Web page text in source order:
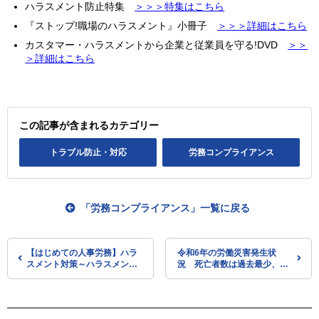
ハラスメント防止特集
＞＞＞特集はこちら
『ストップ!職場のハラスメント』小冊子
＞＞＞詳細はこちら
カスタマー・ハラスメントから企業と従業員を守る!DVD
＞＞
＞詳細はこちら
この記事が含まれるカテゴリー
トラブル防止・対応 労務コンプライアンス
【はじめての人事労務】ハラ
スメント対策～ハラスメント
「労務コンプライアンス」一覧に戻る
令和6年の労働災害発生状
況 死亡者数は過去最少、休